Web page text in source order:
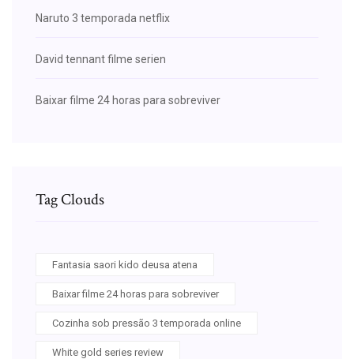
Naruto 3 temporada netflix
David tennant filme serien
Baixar filme 24 horas para sobreviver
Tag Clouds
Fantasia saori kido deusa atena
Baixar filme 24 horas para sobreviver
Cozinha sob pressão 3 temporada online
White gold series review